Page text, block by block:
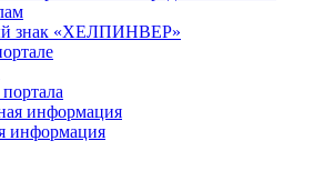
знак «ХЕЛПИНВЕР»
информация
информация